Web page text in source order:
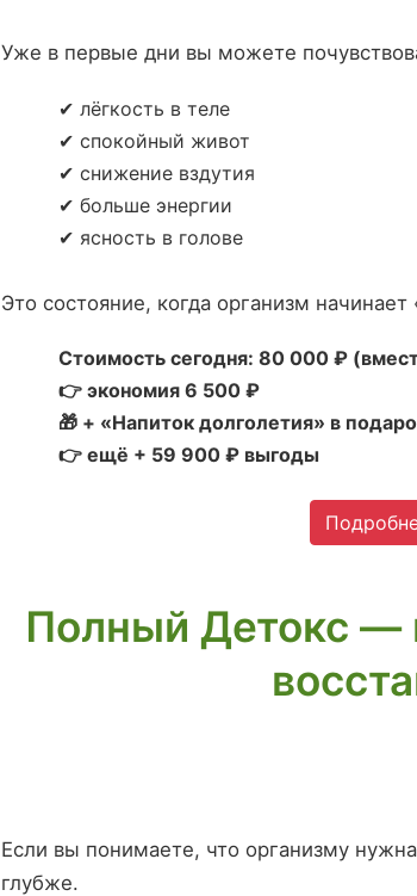
Уже в первые дни вы можете
✔ лёгкость в теле
✔ спокойный живот
✔ снижение вздутия
✔ больше энергии
✔ ясность в голове
Это состояние, когда организм начинает
Стоимость сегодня: 80 000 ₽
👉 экономия 6 500 ₽
🎁 + «Напиток долголетия» в
👉 ещё + 59 900 ₽ выгоды
Полный Детокс —
Если вы понимаете, что организму
глубже.